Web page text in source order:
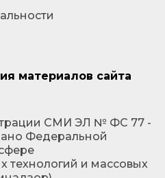
материалов сайта
СМИ ЭЛ № ФС 77 -
Федеральной
технологий и массовых